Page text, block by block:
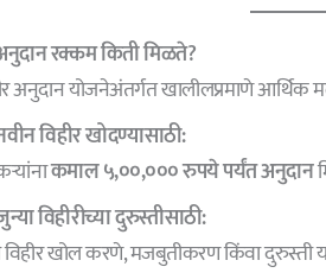
रक्कम किती मिळते?
अनुदान योजनेअंतर्गत खालीलप्रमाणे आर्थिक
विहीर खोदण्यासाठी:
कमाल ५,००,००० रुपये पर्यंत अनुदान
विहीरीच्या दुरुस्तीसाठी:
खोल करणे, मजबुतीकरण किंवा दुरुस्ती